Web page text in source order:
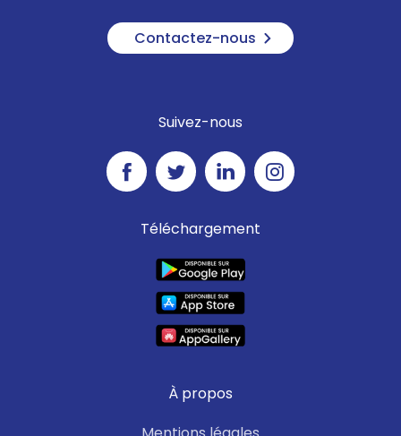
Contactez-nous
Suivez-nous
Téléchargement
À propos